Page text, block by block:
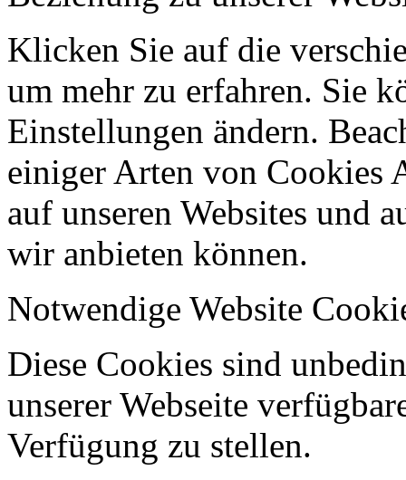
Klicken Sie auf die
um mehr zu erfahren. Sie
Einstellungen ändern.
einiger Arten von Cookies
auf unseren Websites und
wir anbieten können.
Notwendige Website
Diese Cookies sind
unserer Webseite
Verfügung zu stellen.